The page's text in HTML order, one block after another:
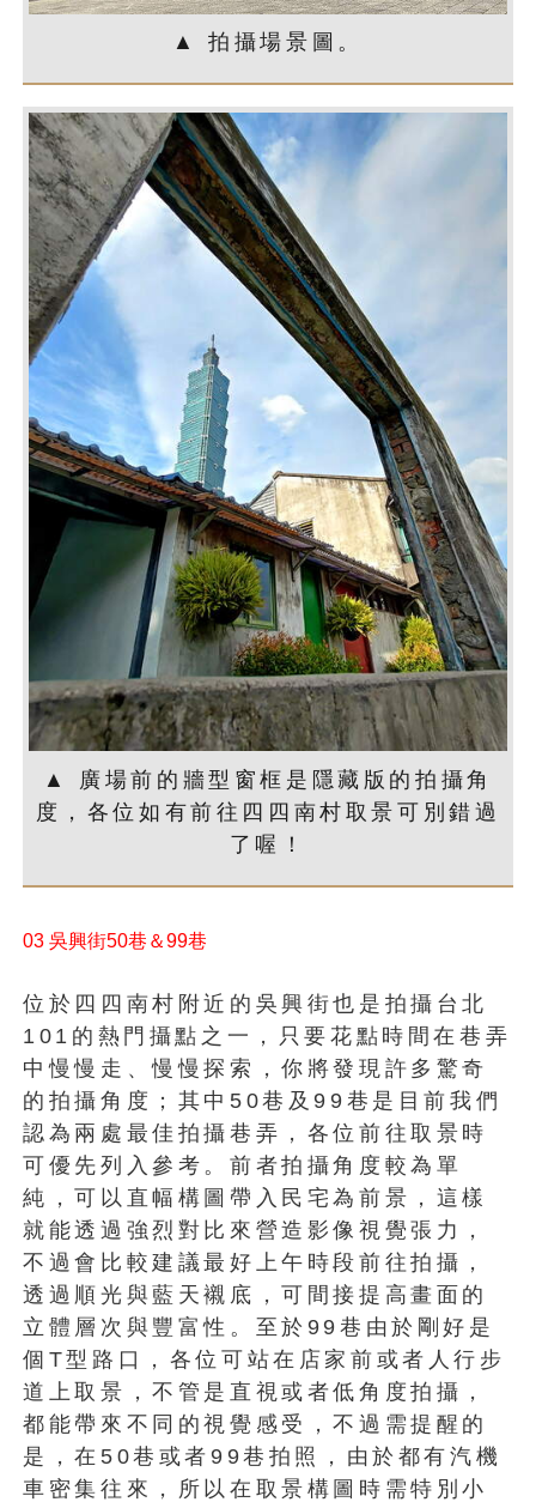
▲ 拍攝場景圖。
▲ 廣場前的牆型窗框是隱藏版的拍攝角
度，各位如有前往四四南村取景可別錯過
了喔！
03 吳興街50巷＆99巷
位於四四南村附近的吳興街也是拍攝台北
101的熱門攝點之一，只要花點時間在巷弄
中慢慢走、慢慢探索，你將發現許多驚奇
的拍攝角度；其中50巷及99巷是目前我們
認為兩處最佳拍攝巷弄，各位前往取景時
可優先列入參考。前者拍攝角度較為單
純，可以直幅構圖帶入民宅為前景，這樣
就能透過強烈對比來營造影像視覺張力，
不過會比較建議最好上午時段前往拍攝，
透過順光與藍天襯底，可間接提高畫面的
立體層次與豐富性。至於99巷由於剛好是
個T型路口，各位可站在店家前或者人行步
道上取景，不管是直視或者低角度拍攝，
都能帶來不同的視覺感受，不過需提醒的
是，在50巷或者99巷拍照，由於都有汽機
車密集往來，所以在取景構圖時需特別小